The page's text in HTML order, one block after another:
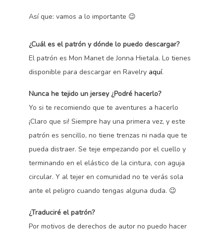
Así que: vamos a lo importante 😉
¿Cuál es el patrón y dónde lo puedo descargar?
El patrón es Mon Manet de Jonna Hietala. Lo tienes
disponible para descargar en Ravelry aquí.
Nunca he tejido un jersey ¿Podré hacerlo?
Yo si te recomiendo que te aventures a hacerlo
¡Claro que si! Siempre hay una primera vez, y este
patrón es sencillo, no tiene trenzas ni nada que te
pueda distraer. Se teje empezando por el cuello y
terminando en el elástico de la cintura, con aguja
circular. Y al tejer en comunidad no te verás sola
ante el peligro cuando tengas alguna duda. 😉
¿Traduciré el patrón?
Por motivos de derechos de autor no puedo hacer